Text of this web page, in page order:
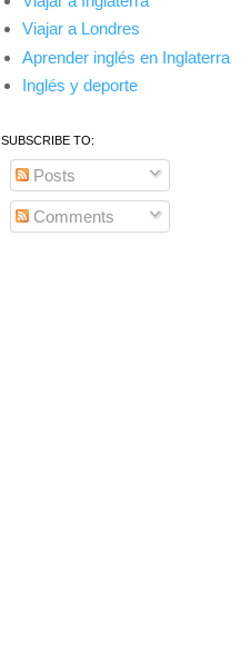
Viajar a Londres
Aprender inglés en Inglaterra
Inglés y deporte
SUBSCRIBE TO:
Posts
Comments